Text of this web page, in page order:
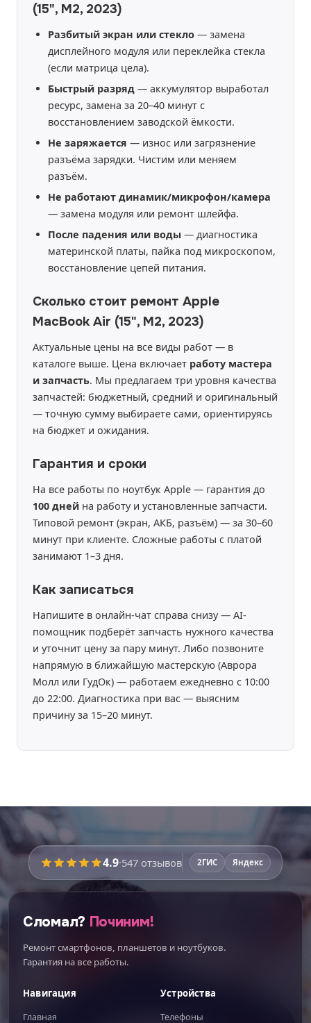
(15", M2, 2023)
Разбитый экран или стекло — замена
дисплейного модуля или переклейка стекла
(если матрица цела).
Быстрый разряд — аккумулятор выработал
ресурс, замена за 20–40 минут с
восстановлением заводской ёмкости.
Не заряжается — износ или загрязнение
разъёма зарядки. Чистим или меняем
разъём.
Не работают динамик/микрофон/камера
— замена модуля или ремонт шлейфа.
После падения или воды — диагностика
материнской платы, пайка под микроскопом,
восстановление цепей питания.
Сколько стоит ремонт Apple
MacBook Air (15", M2, 2023)
Актуальные цены на все виды работ — в
каталоге выше. Цена включает работу мастера
и запчасть. Мы предлагаем три уровня качества
запчастей: бюджетный, средний и оригинальный
— точную сумму выбираете сами, ориентируясь
на бюджет и ожидания.
Гарантия и сроки
На все работы по ноутбук Apple — гарантия до
100 дней на работу и установленные запчасти.
Типовой ремонт (экран, АКБ, разъём) — за 30–60
минут при клиенте. Сложные работы с платой
занимают 1–3 дня.
Как записаться
Напишите в онлайн-чат справа снизу — AI-
помощник подберёт запчасть нужного качества
и уточнит цену за пару минут. Либо позвоните
напрямую в ближайшую мастерскую (Аврора
Молл или ГудОк) — работаем ежедневно с 10:00
до 22:00. Диагностика при вас — выясним
причину за 15–20 минут.
Время работы:
Перед ремонтом мастерпокажет запчасти
вживуюи расскажет про плюсы и минусы
Никаких этапов не пропустим:
Диагностика при вас
Новая влагозащита
4.9·547 отзывов 2ГИС Яндекс
Сломал? Починим!
Ремонт смартфонов, планшетов и ноутбуков.
Гарантия на все работы.
Навигация
Главная
Устройства
Телефоны